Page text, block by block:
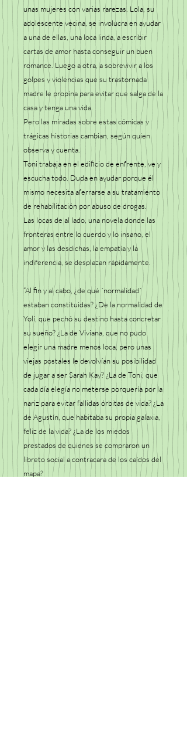
unas mujeres con varias rarezas. Lola, su
adolescente vecina, se involucra en ayudar
a una de ellas, una loca linda, a escribir
cartas de amor hasta conseguir un buen
romance. Luego a otra, a sobrevivir a los
golpes y violencias que su trastornada
madre le propina para evitar que salga de la
casa y tenga una vida.
Pero las miradas sobre estas cómicas y
trágicas historias cambian, según quien
observa y cuenta.
Toni trabaja en el edificio de enfrente, ve y
escucha todo. Duda en ayudar porque él
mismo necesita aferrarse a su tratamiento
de rehabilitación por abuso de drogas.
Las locas de al lado, una novela donde las
fronteras entre lo cuerdo y lo insano, el
amor y las desdichas, la empatía y la
indiferencia, se desplazan rápidamente.
“Al fin y al cabo, ¿de qué ´normalidad´
estaban constituidas? ¿De la normalidad de
Yolí, que pechó su destino hasta concretar
su sueño? ¿La de Viviana, que no pudo
elegir una madre menos loca, pero unas
viejas postales le devolvían su posibilidad
de jugar a ser Sarah Kay? ¿La de Toni, que
cada día elegía no meterse porquería por la
nariz para evitar fallidas órbitas de vida? ¿La
de Agustín, que habitaba su propia galaxia,
feliz de la vida? ¿La de los miedos
prestados de quienes se compraron un
libreto social a contracara de los caídos del
mapa?